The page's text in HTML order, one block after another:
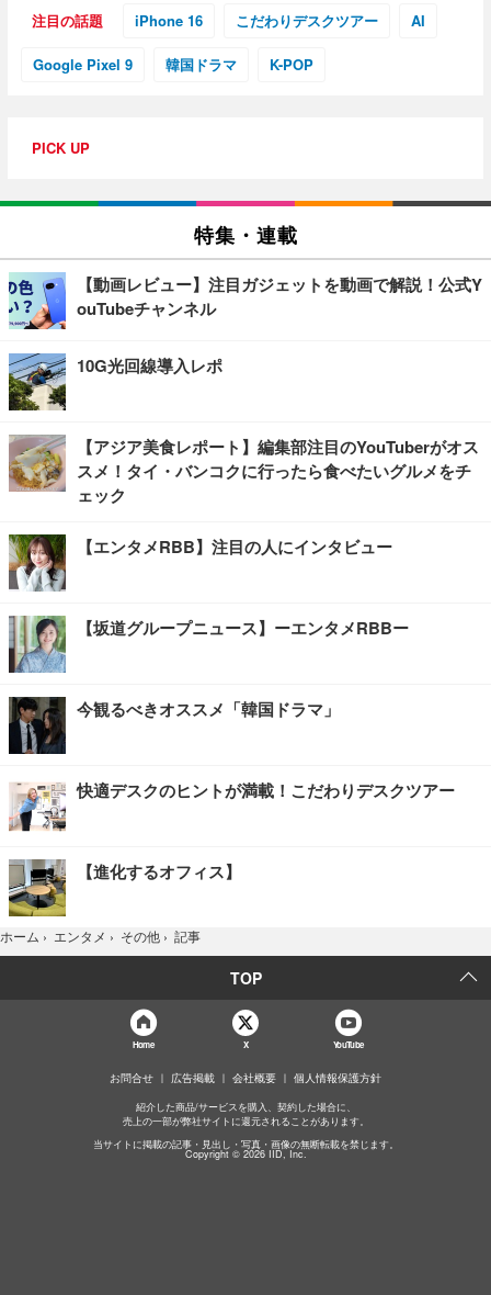
注目の話題 iPhone 16 こだわりデスクツアー AI
Google Pixel 9 韓国ドラマ K-POP
PICK UP
特集・連載
【動画レビュー】注目ガジェットを動画で解説！公式Y
ouTubeチャンネル
10G光回線導入レポ
【アジア美食レポート】編集部注目のYouTuberがオス
スメ！タイ・バンコクに行ったら食べたいグルメをチ
ェック
【エンタメRBB】注目の人にインタビュー
【坂道グループニュース】ーエンタメRBBー
今観るべきオススメ「韓国ドラマ」
快適デスクのヒントが満載！こだわりデスクツアー
【進化するオフィス】
ホーム › エンタメ › その他 › 記事
TOP
Home X YouTube
お問合せ 広告掲載 会社概要 個人情報保護方針
紹介した商品/サービスを購入、契約した場合に、
売上の一部が弊社サイトに還元されることがあります。
当サイトに掲載の記事・見出し・写真・画像の無断転載を禁じます。
Copyright © 2026 IID, Inc.